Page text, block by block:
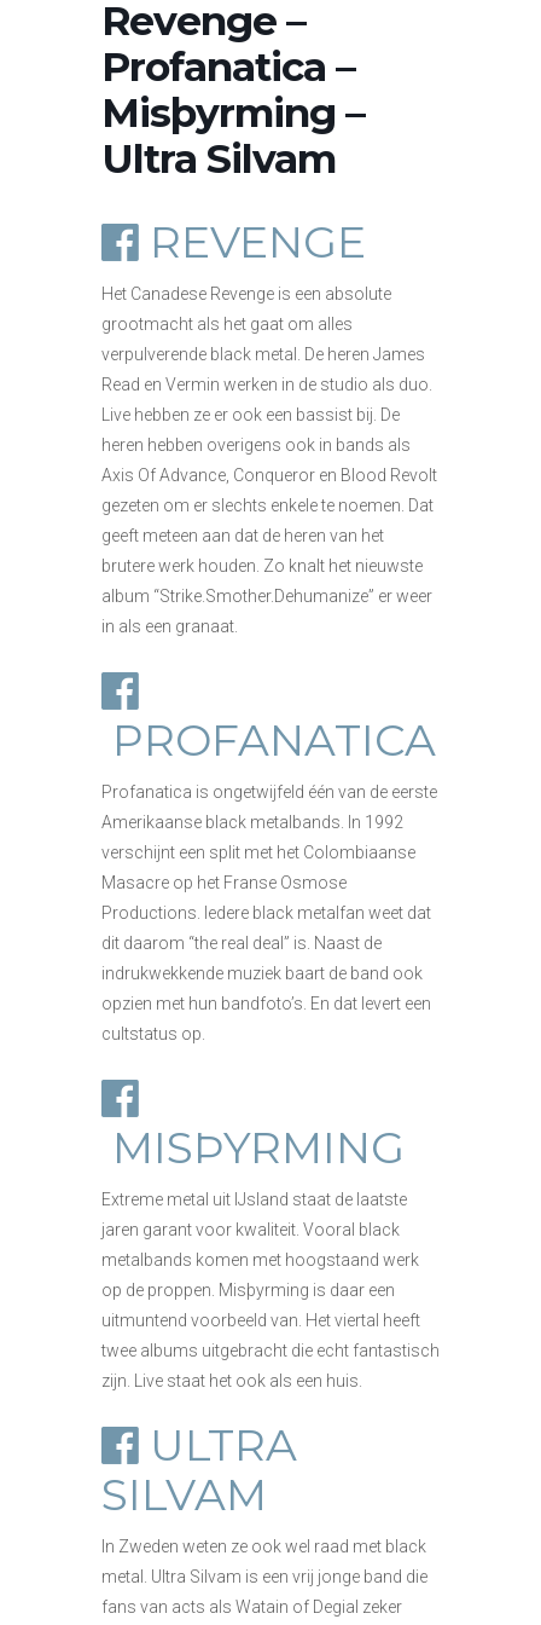
Revenge –
Profanatica –
Misþyrming –
Ultra Silvam
REVENGE
Het Canadese Revenge is een absolute
grootmacht als het gaat om alles
verpulverende black metal. De heren James
Read en Vermin werken in de studio als duo.
Live hebben ze er ook een bassist bij. De
heren hebben overigens ook in bands als
Axis Of Advance, Conqueror en Blood Revolt
gezeten om er slechts enkele te noemen. Dat
geeft meteen aan dat de heren van het
brutere werk houden. Zo knalt het nieuwste
album “Strike.Smother.Dehumanize” er weer
in als een granaat.
PROFANATICA
Profanatica is ongetwijfeld één van de eerste
Amerikaanse black metalbands. In 1992
verschijnt een split met het Colombiaanse
Masacre op het Franse Osmose
Productions. Iedere black metalfan weet dat
dit daarom “the real deal” is. Naast de
indrukwekkende muziek baart de band ook
opzien met hun bandfoto’s. En dat levert een
cultstatus op.
MISÞYRMING
Extreme metal uit IJsland staat de laatste
jaren garant voor kwaliteit. Vooral black
metalbands komen met hoogstaand werk
op de proppen. Misþyrming is daar een
uitmuntend voorbeeld van. Het viertal heeft
twee albums uitgebracht die echt fantastisch
zijn. Live staat het ook als een huis.
ULTRA
SILVAM
In Zweden weten ze ook wel raad met black
metal. Ultra Silvam is een vrij jonge band die
fans van acts als Watain of Degial zeker